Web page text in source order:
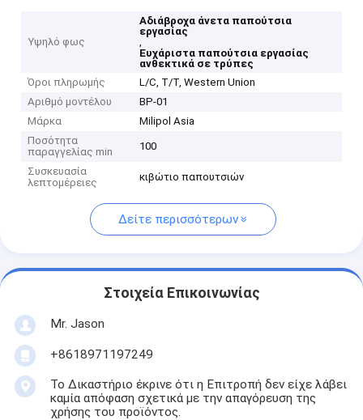
Υψηλό φως
Αδιάβροχα άνετα παπούτσια
εργασίας
,
Ευχάριστα παπούτσια εργασίας
ανθεκτικά σε τρύπες
Όροι πληρωμής
L/C, T/T, Western Union
Αριθμό μοντέλου
BP-01
Μάρκα
Milipol Asia
Ποσότητα
παραγγελίας min
100
Συσκευασία
λεπτομέρειες
κιβώτιο παπουτσιών
Δείτε περισσότερων
Στοιχεία Επικοινωνίας
Mr. Jason
+8618971197249
Το Δικαστήριο έκρινε ότι η Επιτροπή δεν είχε λάβει
καμία απόφαση σχετικά με την απαγόρευση της
χρήσης του προϊόντος.